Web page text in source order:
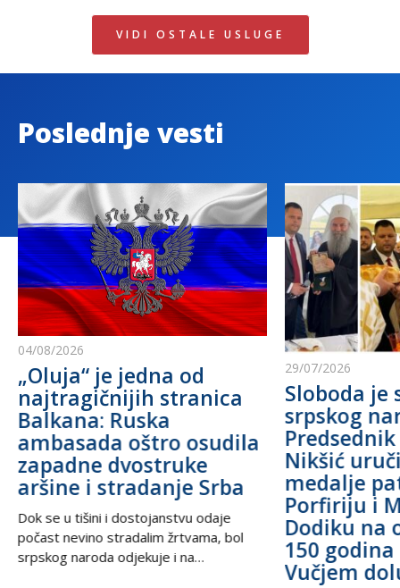
VIDI OSTALE USLUGE
Poslednje vesti
04/08/2026
„Oluja“ je jedna od
najtragičnijih stranica
Balkana: Ruska
ambasada oštro osudila
zapadne dvostruke
aršine i stradanje Srba
Dok se u tišini i dostojanstvu odaje
počast nevino stradalim žrtvama, bol
srpskog naroda odjekuje i na
29/07/2026
Sloboda je
srpskog
Nikšić
medalje
Porfiriju i
Dodiku na
150
Vučjem